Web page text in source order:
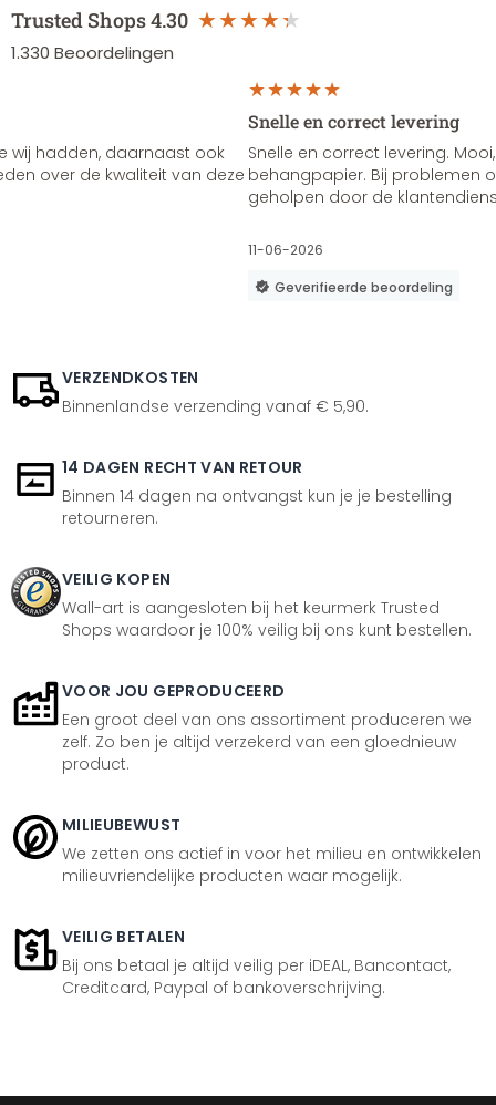
Trusted Shops4.30
1.330 Beoordelingen
wij hadden, daarnaast ook
over de kwaliteit van deze
Snelle en correct levering
Snelle en correct levering.
behangpapier. Bij problemen
geholpen door de
11-06-2026
Geverifieerde beoordeling
VERZENDKOSTEN
Binnenlandse verzending vanaf € 5,90.
14 DAGEN RECHT VAN RETOUR
Binnen 14 dagen na ontvangst kun je je bestelling
retourneren.
VEILIG KOPEN
Wall-art is aangesloten bij het keurmerk Trusted
Shops waardoor je 100% veilig bij ons kunt bestellen.
VOOR JOU GEPRODUCEERD
Een groot deel van ons assortiment produceren we
zelf. Zo ben je altijd verzekerd van een gloednieuw
product.
MILIEUBEWUST
We zetten ons actief in voor het milieu en ontwikkelen
milieuvriendelijke producten waar mogelijk.
VEILIG BETALEN
Bij ons betaal je altijd veilig per iDEAL, Bancontact,
Creditcard, Paypal of bankoverschrijving.